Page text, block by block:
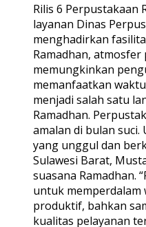
Rilis 6 Perpustakaan
layanan Dinas
menghadirkan
Ramadhan,
memungkinkan
memanfaatkan
menjadi salah satu
Ramadhan.
amalan di bulan
yang unggul dan
Sulawesi Barat,
suasana Ramadhan.
untuk memperdalam
produktif, bahkan
kualitas pelayanan